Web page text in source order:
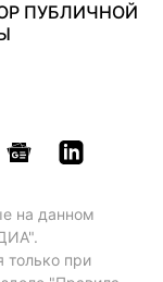
ПУБЛИЧНОЙ
на данном
только при